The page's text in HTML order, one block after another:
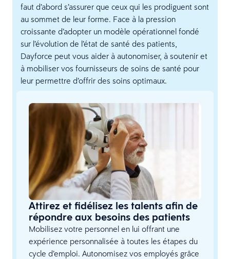
faut d’abord s’assurer que ceux qui les prodiguent sont
au sommet de leur forme. Face à la pression
croissante d’adopter un modèle opérationnel fondé
sur l’évolution de l’état de santé des patients,
Dayforce peut vous aider à autonomiser, à soutenir et
à mobiliser vos fournisseurs de soins de santé pour
leur permettre d’offrir des soins optimaux.
Attirez et fidélisez les talents afin de
répondre aux besoins des patients
Mobilisez votre personnel en lui offrant une
expérience personnalisée à toutes les étapes du
cycle d’emploi. Autonomisez vos employés grâce